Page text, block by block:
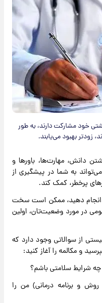
خود مشارکت دارند، به طور
زودتر بهبود می‌یابند.
دانش، مهارت‌ها، باورها و
به شما در پیشگیری از
پرخطر، کمک کند.
انجام دهید، ممکن است سخت
در مورد وضعیت‌تان، اولین
از سوالاتی وجود دارد که
و مکالمه را آغاز کنید:
چه شرایط سلامتی باشم؟
و برنامه درمانی) من را